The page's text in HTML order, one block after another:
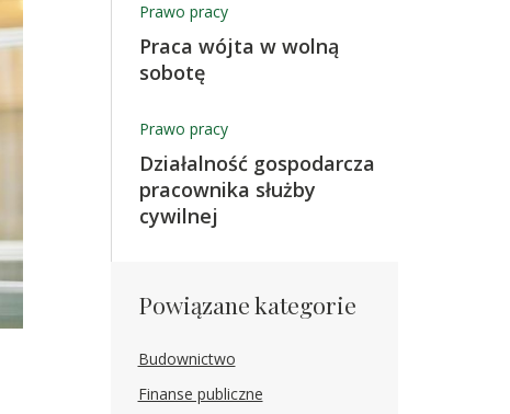
Prawo pracy
Praca wójta w wolną
sobotę
Prawo pracy
Działalność gospodarcza
pracownika służby
cywilnej
Powiązane kategorie
Budownictwo
Finanse publiczne